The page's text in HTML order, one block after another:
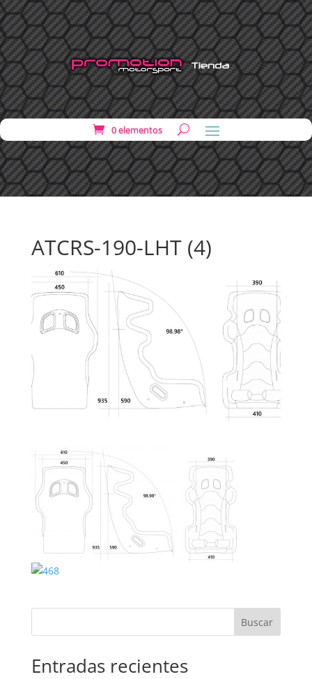
0 elementos
ATCRS-190-LHT (4)
Buscar
Entradas recientes